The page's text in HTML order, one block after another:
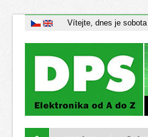
Vítejte, dnes je